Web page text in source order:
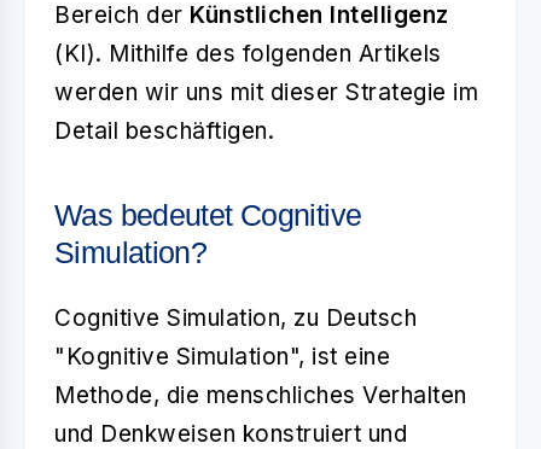
Bereich der Künstlichen Intelligenz
(KI). Mithilfe des folgenden Artikels
werden wir uns mit dieser Strategie im
Detail beschäftigen.
Was bedeutet Cognitive
Simulation?
Cognitive Simulation, zu Deutsch
"Kognitive Simulation", ist eine
Methode, die menschliches Verhalten
und Denkweisen konstruiert und